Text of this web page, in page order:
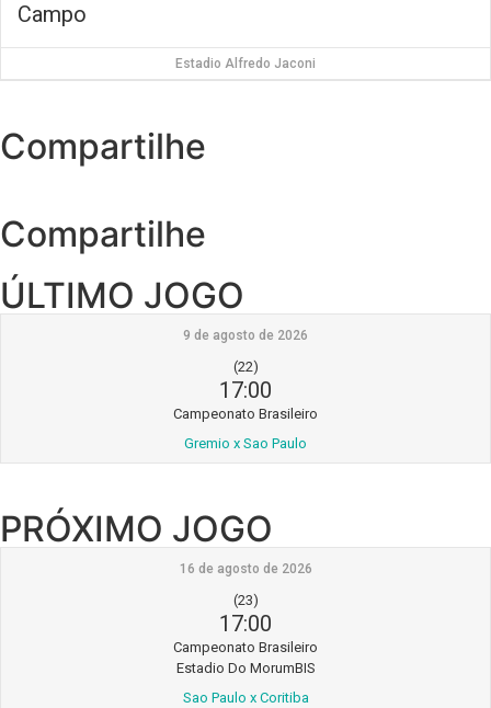
Campo
Estadio Alfredo Jaconi
Compartilhe
Compartilhe
ÚLTIMO JOGO
9 de agosto de 2026
(22)
17:00
Campeonato Brasileiro
Gremio x Sao Paulo
PRÓXIMO JOGO
16 de agosto de 2026
(23)
17:00
Campeonato Brasileiro
Estadio Do MorumBIS
Sao Paulo x Coritiba